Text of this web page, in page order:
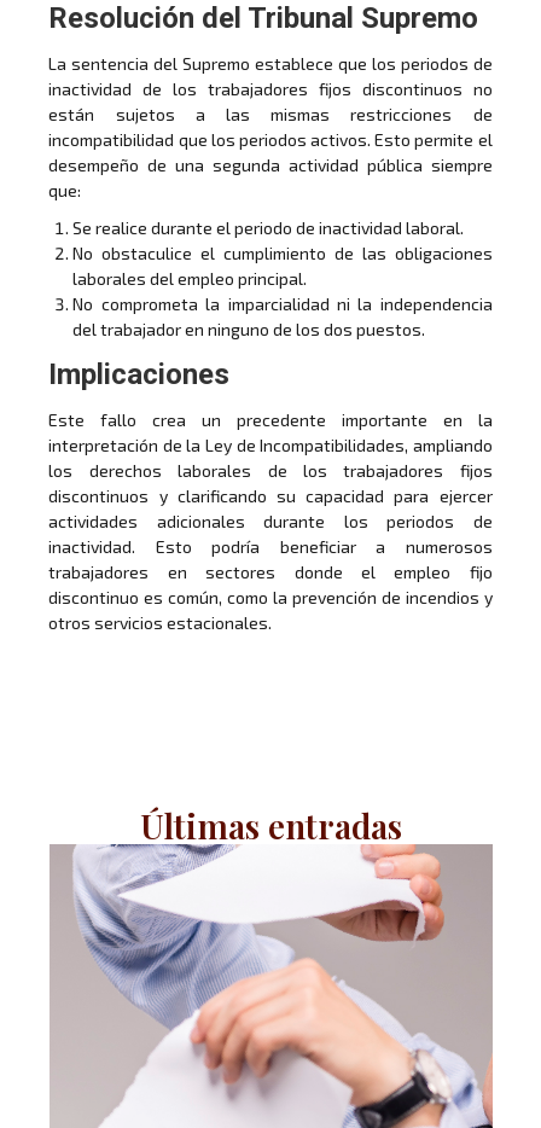
Resolución del Tribunal Supremo
La sentencia del Supremo establece que los periodos de
inactividad de los trabajadores fijos discontinuos no
están sujetos a las mismas restricciones de
incompatibilidad que los periodos activos. Esto permite el
desempeño de una segunda actividad pública siempre
que:
Se realice durante el periodo de inactividad laboral.
No obstaculice el cumplimiento de las obligaciones
laborales del empleo principal.
No comprometa la imparcialidad ni la independencia
del trabajador en ninguno de los dos puestos.
Implicaciones
Este fallo crea un precedente importante en la
interpretación de la Ley de Incompatibilidades, ampliando
los derechos laborales de los trabajadores fijos
discontinuos y clarificando su capacidad para ejercer
actividades adicionales durante los periodos de
inactividad. Esto podría beneficiar a numerosos
trabajadores en sectores donde el empleo fijo
discontinuo es común, como la prevención de incendios y
otros servicios estacionales.
Últimas entradas